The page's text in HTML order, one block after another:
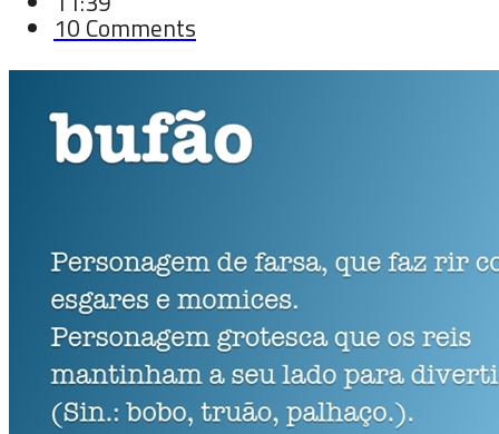
10 Comments